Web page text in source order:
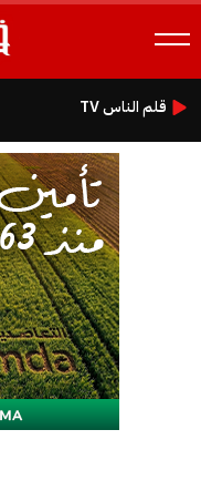
قلم الناس TV